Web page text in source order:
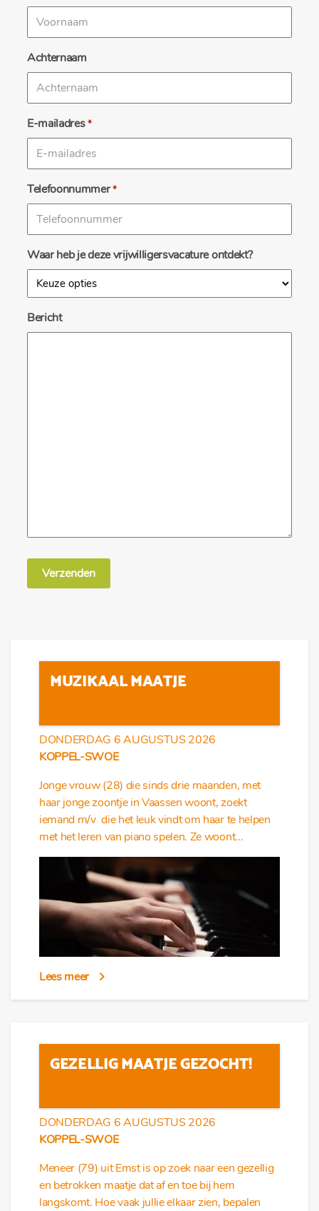
Achternaam
E-mailadres*
Telefoonnummer*
Waar heb je deze vrijwilligersvacature ontdekt?
Bericht
Verzenden
MUZIKAAL MAATJE
DONDERDAG 6 AUGUSTUS 2026
KOPPEL-SWOE
Jonge vrouw (28) die sinds drie maanden, met
haar jonge zoontje in Vaassen woont, zoekt
iemand m/v die het leuk vindt om haar te helpen
met het leren van piano spelen. Ze woont...
Lees meer
GEZELLIG MAATJE GEZOCHT!
DONDERDAG 6 AUGUSTUS 2026
KOPPEL-SWOE
Meneer (79) uit Emst is op zoek naar een gezellig
en betrokken maatje dat af en toe bij hem
langskomt. Hoe vaak jullie elkaar zien, bepalen